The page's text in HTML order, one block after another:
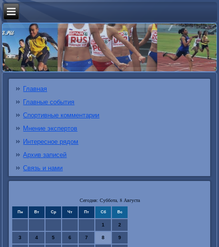
Главная
Главные события
Спортивные комментарии
Мнение экспертов
Интересное рядом
Архив записей
Связь и нами
Сегодня: Суббота, 8 Августа
Пн Вт Ср Чт Пт Сб Вс
1 2
3 4 5 6 7 8 9